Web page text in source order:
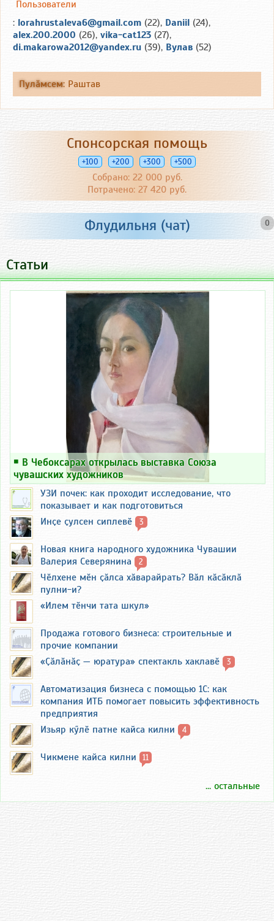
Пользователи
: lorahrustaleva6@gmail.com (22), Daniil (24),
alex.200.2000 (26), vika-cat123 (27),
di.makarowa2012@yandex.ru (39), Вулав (52)
Пулăмсем: Раштав
Спонсорская помощь
+100 +200 +300 +500
Собрано: 22 000 руб.
Потрачено: 27 420 руб.
0
Флудильня (чат)
Статьи
￭ В Чебоксарах открылась выставка Союза
чувашских художников
УЗИ почек: как проходит исследование, что
показывает и как подготовиться
Инҫе ҫулсен сиплевӗ
3
Новая книга народного художника Чувашии
Валерия Северянина
2
Чӗлхене мӗн ҫӑлса хӑварайрать? Вӑл кӑсӑклӑ
пулни-и?
«Илем тӗнчи тата шкул»
Продажа готового бизнеса: строительные и
прочие компании
«Ҫӑлӑнӑҫ — юратура» спектакль хаклавӗ
3
Автоматизация бизнеса с помощью 1С: как
компания ИТБ помогает повысить эффективность
предприятия
Изьяр кӳлӗ патне кайса килни
4
Чикмене кайса килни 11
... остальные